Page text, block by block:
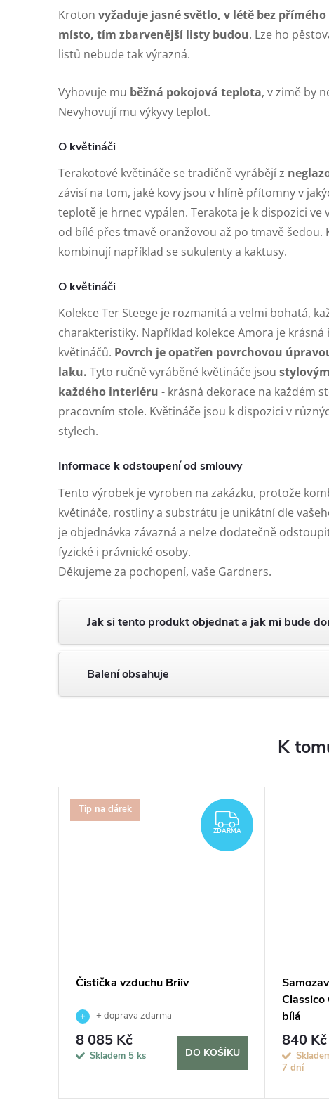
Kroton vyžaduje jasné světlo, v létě bez
místo, tím zbarvenější listy budou. Lze ho
listů nebude tak výrazná.
Vyhovuje mu běžná pokojová teplota, v zimě by
Nevyhovují mu výkyvy teplot.
O květináči
Terakotové květináče se tradičně vyrábějí z
závisí na tom, jaké kovy jsou v hlíně přítomny v
teplotě je hrnec vypálen. Terakota je k dispozici ve
od bílé přes tmavě oranžovou až po tmavě šedou.
kombinují například se sukulenty a kaktusy.
O květináči
Kolekce Ter Steege je rozmanitá a velmi bohatá,
charakteristiky. Například kolekce Amora je
květináčů. Povrch je opatřen povrchovou
laku. Tyto ručně vyráběné květináče jsou
každého interiéru - krásná dekorace na každém
pracovním stole. Květináče jsou k dispozici v
stylech.
Informace k odstoupení od smlouvy
Tento výrobek je vyroben na zakázku, protože
květináče, rostliny a substrátu je unikátní dle
je objednávka závazná a nelze dodatečně
fyzické i právnické osoby.
Děkujeme za pochopení, vaše Gardners.
Jak si tento produkt objednat a jak mi bude
Balení obsahuje
K
Tip na dárek
ZDARMA
ZDARMA
Čistička vzduchu Briiv
+ doprava zdarma
8 085 Kč
Skladem 5 ks DO KOŠÍKU
Classico
bílá
840 Kč
7 dní